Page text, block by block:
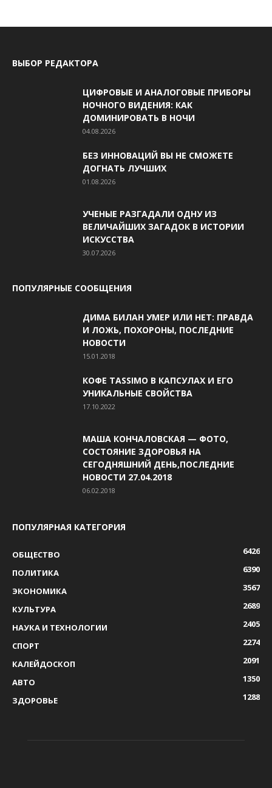
ВЫБОР РЕДАКТОРА
ЦИФРОВЫЕ И АНАЛОГОВЫЕ ПРИБОРЫ
НОЧНОГО ВИДЕНИЯ: КАК
ДОМИНИРОВАТЬ В НОЧИ
04.08.2026
БЕЗ ИННОВАЦИЙ ВЫ НЕ СМОЖЕТЕ
ДОГНАТЬ ЛУЧШИХ
01.08.2026
УЧЕНЫЕ РАЗГАДАЛИ ОДНУ ИЗ
ВЕЛИЧАЙШИХ ЗАГАДОК В ИСТОРИИ
ИСКУССТВА
30.07.2026
ПОПУЛЯРНЫЕ СООБЩЕНИЯ
ДИМА БИЛАН УМЕР ИЛИ НЕТ: ПРАВДА
И ЛОЖЬ, ПОХОРОНЫ, ПОСЛЕДНИЕ
НОВОСТИ
15.01.2018
КОФЕ TASSIMO В КАПСУЛАХ И ЕГО
УНИКАЛЬНЫЕ СВОЙСТВА
17.10.2022
МАША КОНЧАЛОВСКАЯ — ФОТО,
СОСТОЯНИЕ ЗДОРОВЬЯ НА
СЕГОДНЯШНИЙ ДЕНЬ,ПОСЛЕДНИЕ
НОВОСТИ 27.04.2018
06.02.2018
ПОПУЛЯРНАЯ КАТЕГОРИЯ
ОБЩЕСТВО
6426
ПОЛИТИКА
6390
ЭКОНОМИКА
3567
КУЛЬТУРА
2689
НАУКА И ТЕХНОЛОГИИ
2405
СПОРТ
2274
КАЛЕЙДОСКОП
2091
АВТО
1350
ЗДОРОВЬЕ
1288